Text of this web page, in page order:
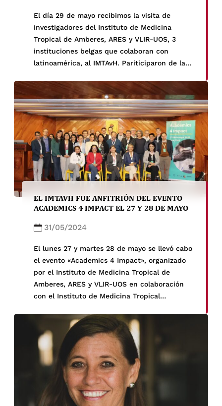
El día 29 de mayo recibimos la visita de
investigadores del Instituto de Medicina
Tropical de Amberes, ARES y VLIR-UOS, 3
instituciones belgas que colaboran con
latinoamérica, al IMTAvH. Pariticiparon de la
Boesman del Instituto de Medicina Tropical de
Amberes, Tanguy Goethals, Eric Remacle y
Camille Roegier representando […]
EL IMTAVH FUE ANFITRIÓN DEL EVENTO
ACADEMICS 4 IMPACT EL 27 Y 28 DE MAYO
31/05/2024
El lunes 27 y martes 28 de mayo se llevó cabo
el evento «Academics 4 Impact», organizado
por el Instituto de Medicina Tropical de
Amberes, ARES y VLIR-UOS en colaboración
con el Instituto de Medicina Tropical
participación de colaboradores de Bélgica,
Ecuador y Bolivia. El primer día […]